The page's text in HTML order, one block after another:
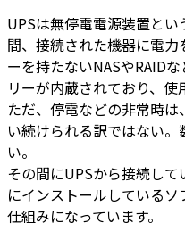
UPSは無停電電源装置と
間、接続された機器に電
ーを持たないNASやRAID
リーが内蔵されており、使
ただ、停電などの非常時
い続けられる訳ではない
い。
その間にUPSから接続し
にインストールしている
仕組みになっています。